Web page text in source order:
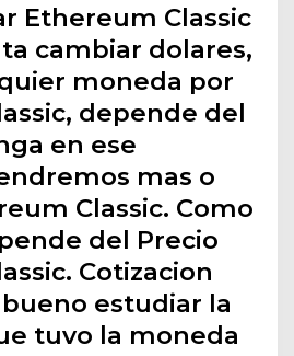
Ethereum Classic
cambiar dolares,
moneda por
depende del
en ese
mas o
Classic. Como
del Precio
Cotizacion
bueno estudiar la
tuvo la moneda